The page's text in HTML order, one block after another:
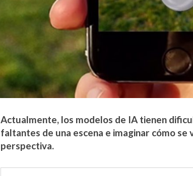
Actualmente, los modelos de IA tienen
faltantes de una escena e imaginar cómo se
perspectiva.